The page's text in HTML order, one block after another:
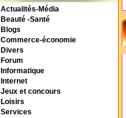
Actualités-Média
Beauté -Santé
Blogs
Commerce-économie
Divers
Forum
Informatique
Internet
Jeux et concours
Loisirs
Services